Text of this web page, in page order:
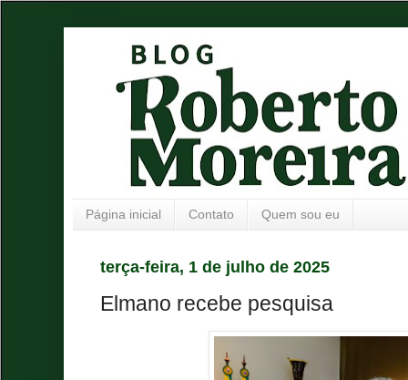
Página inicial Contato Quem sou eu
terça-feira, 1 de julho de 2025
Elmano recebe pesquisa